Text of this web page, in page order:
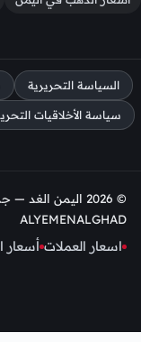
السياسة التحريرية
سياسة الأخلاقيات
ALYEMENALGHAD
اسعار العملات أسعار